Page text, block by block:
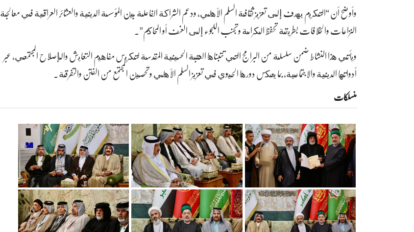
وأوضح أن “التكريم يهدف إلى تعزيز ثقافة السلم الأهلي، ودعم الشراكة الفاعلة بين المؤسسة الدينية والعشائر العراقية في معالجة
النزاعات والخلافات بطريقة تحفظ الكرامة وتجنب اللجوء إلى العنف أو المحاكم”.
ويأتي هذا النشاط ضمن سلسلة من البرامج التي تتبناها العتبة الحسينية المقدسة لتكريس مفاهيم التعايش والإصلاح المجتمعي، عبر
أدواتها الدينية والاجتماعية، بما يعكس دورها الحيوي في تعزيز السلم الأهلي وتحصين المجتمع من الفتن والتفرقة.
منسلکات